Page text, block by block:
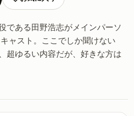
である田野浩志がメインパーソ
ャスト。ここでしか聞けない
超ゆるい内容だが、好きな方は